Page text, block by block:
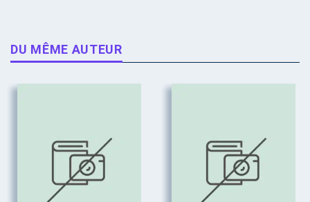
DU MÊME AUTEUR